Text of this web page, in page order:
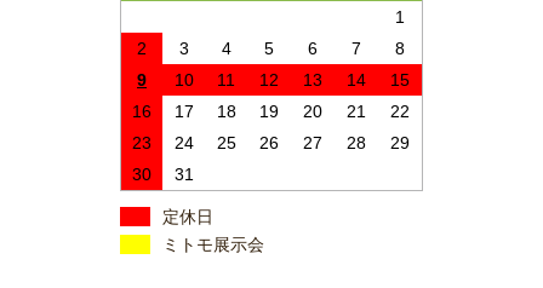
1
2
3 4 5 6 7
8
9
10 11 12 13 14
15
16
17 18 19 20 21
22
23
24 25 26 27 28
29
30
31
定休日
ミトモ展示会